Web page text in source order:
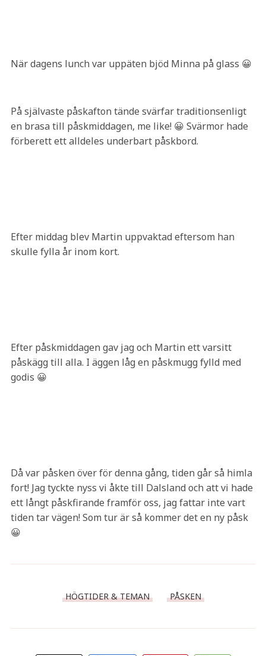
När dagens lunch var uppäten bjöd Minna på glass 😀
På självaste påskafton tände svärfar traditionsenligt
en brasa till påskmiddagen, me like! 😀 Svärmor hade
förberett ett alldeles underbart påskbord.
Efter middag blev Martin uppvaktad eftersom han
skulle fylla år inom kort.
Efter påskmiddagen gav jag och Martin ett varsitt
påskägg till alla. I äggen låg en påskmugg fylld med
godis 😀
Då var påsken över för denna gång, tiden går så himla
fort! Jag tyckte nyss vi åkte till Dalsland och att vi hade
ett långt påskfirande framför oss, jag fattar inte vart
tiden tar vägen! Som tur är så kommer det en ny påsk
😀
HÖGTIDER & TEMAN PÅSKEN